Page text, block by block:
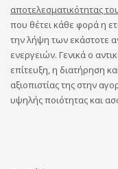
αποτελεσματικότητας
που θέτει κάθε φορά η
την λήψη των εκάστοτε
ενεργειών. Γενικά ο
επίτευξη, η διατήρηση
αξιοπιστίας της στην
υψηλής ποιότητας και